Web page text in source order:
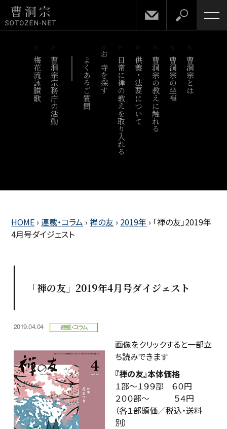
梅花流詠讃歌 曹洞宗宗務庁の活動 よくあるご質問 お寺を探す 日常に禅の教えを取り入れる供養・法要について曹洞宗の教えに触れる 曹洞宗の坐禅 曹洞宗とは
HOME › 連載・コラム › 禅の友 › 2019年 › 「禅の友」2019年
4月号ダイジェスト
「禅の友」2019年4月号ダイジェスト
2019.04.04 連載・コラム
画像をクリックすると一部立
ち読みできます
『禅の友』本体価格
１部～１９９部 ６０円
２００部～ ５４円
（各１部頒価／税込・送料
別）